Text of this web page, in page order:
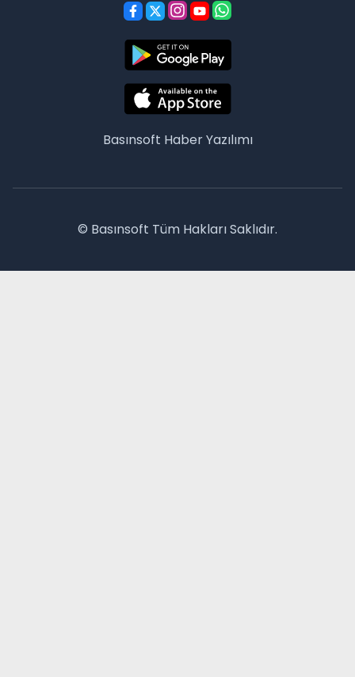
Basınsoft Haber Yazılımı
© Basınsoft Tüm Hakları Saklıdır.